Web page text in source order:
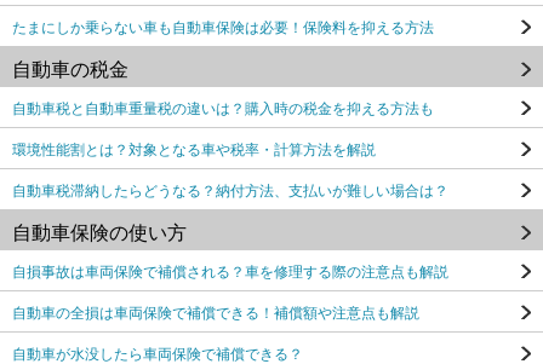
たまにしか乗らない車も自動車保険は必要！保険料を抑える方法
自動車の税金
自動車税と自動車重量税の違いは？購入時の税金を抑える方法も
環境性能割とは？対象となる車や税率・計算方法を解説
自動車税滞納したらどうなる？納付方法、支払いが難しい場合は？
自動車保険の使い方
自損事故は車両保険で補償される？車を修理する際の注意点も解説
自動車の全損は車両保険で補償できる！補償額や注意点も解説
自動車が水没したら車両保険で補償できる？